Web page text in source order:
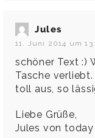
Jules
11. Juni 2014 um
schöner Text :)
Tasche
toll aus, so
Liebe Grüße,
Jules von today